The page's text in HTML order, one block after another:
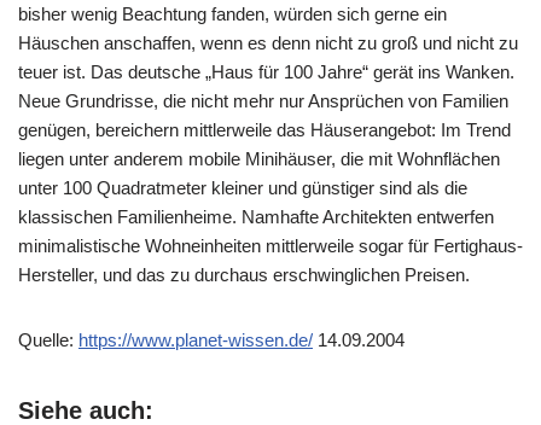
bisher wenig Beachtung fanden, würden sich gerne ein
Häuschen anschaffen, wenn es denn nicht zu groß und nicht zu
teuer ist. Das deutsche „Haus für 100 Jahre“ gerät ins Wanken.
Neue Grundrisse, die nicht mehr nur Ansprüchen von Familien
genügen, bereichern mittlerweile das Häuserangebot: Im Trend
liegen unter anderem mobile Minihäuser, die mit Wohnflächen
unter 100 Quadratmeter kleiner und günstiger sind als die
klassischen Familienheime. Namhafte Architekten entwerfen
minimalistische Wohneinheiten mittlerweile sogar für Fertighaus-
Hersteller, und das zu durchaus erschwinglichen Preisen.
Quelle: https://www.planet-wissen.de/ 14.09.2004
Siehe auch: